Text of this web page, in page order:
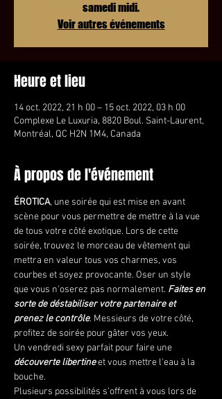
samedi midi.
Voir autres événements
Heure et lieu
14 oct. 2022, 21 h 00 – 15 oct. 2022, 03 h 00
Complexe Le Luxuria, 8820 Boul. Saint-Laurent,
Montréal, QC H2N 1M4, Canada
À propos de l'événement
ÉROTICA, une soirée qui est mise en avant
scène pour vous permettre de mettre à la vue
de tous votre côté exotique. Lors de cette
soirée, trouvez le morceau de vêtement qui
mettra en valeur tous vos charmes, vos
courbes et soyez provocante. Oser un style
que vous n'oserez pas normalement. Faites en
sorte de déstabiliser votre partenaire et
prenez le contrôle. Messieurs de votre côté,
profitez de soirée pour gâter vos yeux.
Un vendredi sexy parfait pour faire une
découverte libertine et vous mettre l'eau à la
bouche.
Plusieurs possibilités s'offrent à vous lors de